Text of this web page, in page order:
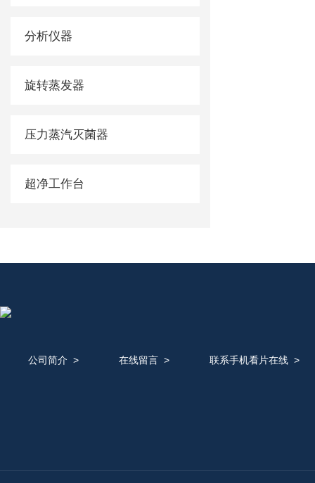
分析仪器
旋转蒸发器
压力蒸汽灭菌器
超净工作台
公司简介 > 在线留言> 联系手机看片在线 >